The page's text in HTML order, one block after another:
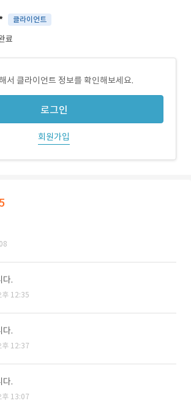
클라이언트
료
서 클라이언트 정보를 확인해보세요.
로그인
회원가입
5
다.
12:35
다.
12:37
다.
13:07